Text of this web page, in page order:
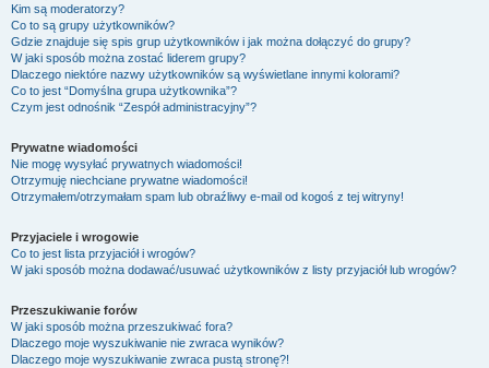
Kim są moderatorzy?
Co to są grupy użytkowników?
Gdzie znajduje się spis grup użytkowników i jak można dołączyć do grupy?
W jaki sposób można zostać liderem grupy?
Dlaczego niektóre nazwy użytkowników są wyświetlane innymi kolorami?
Co to jest “Domyślna grupa użytkownika”?
Czym jest odnośnik “Zespół administracyjny”?
Prywatne wiadomości
Nie mogę wysyłać prywatnych wiadomości!
Otrzymuję niechciane prywatne wiadomości!
Otrzymałem/otrzymałam spam lub obraźliwy e-mail od kogoś z tej witryny!
Przyjaciele i wrogowie
Co to jest lista przyjaciół i wrogów?
W jaki sposób można dodawać/usuwać użytkowników z listy przyjaciół lub wrogów?
Przeszukiwanie forów
W jaki sposób można przeszukiwać fora?
Dlaczego moje wyszukiwanie nie zwraca wyników?
Dlaczego moje wyszukiwanie zwraca pustą stronę?!